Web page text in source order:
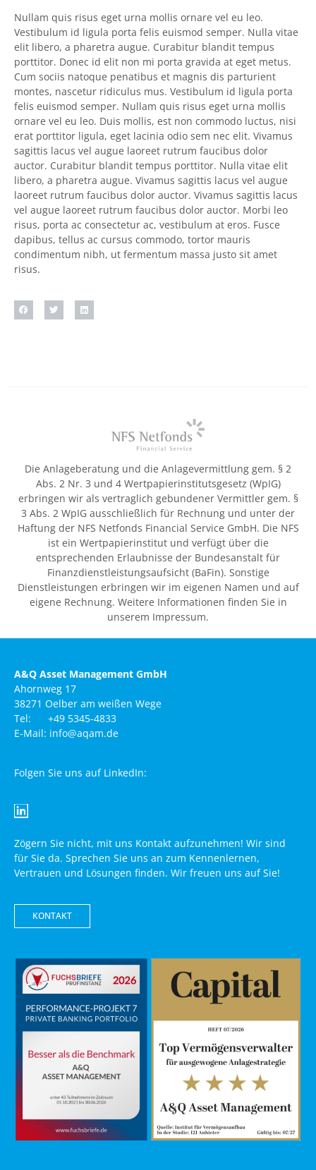
Nullam quis risus eget urna mollis ornare vel eu leo.
Vestibulum id ligula porta felis euismod semper. Nulla vitae
elit libero, a pharetra augue. Curabitur blandit tempus
porttitor. Donec id elit non mi porta gravida at eget metus.
Cum sociis natoque penatibus et magnis dis parturient
montes, nascetur ridiculus mus. Vestibulum id ligula porta
felis euismod semper. Nullam quis risus eget urna mollis
ornare vel eu leo. Duis mollis, est non commodo luctus, nisi
erat porttitor ligula, eget lacinia odio sem nec elit. Vivamus
sagittis lacus vel augue laoreet rutrum faucibus dolor
auctor. Curabitur blandit tempus porttitor. Nulla vitae elit
libero, a pharetra augue. Vivamus sagittis lacus vel augue
laoreet rutrum faucibus dolor auctor. Vivamus sagittis lacus
vel augue laoreet rutrum faucibus dolor auctor. Morbi leo
risus, porta ac consectetur ac, vestibulum at eros. Fusce
dapibus, tellus ac cursus commodo, tortor mauris
condimentum nibh, ut fermentum massa justo sit amet
risus.
Die Anlageberatung und die Anlagevermittlung gem. § 2
Abs. 2 Nr. 3 und 4 Wertpapierinstitutsgesetz (WpIG)
erbringen wir als vertraglich gebundener Vermittler gem. §
3 Abs. 2 WpIG ausschließlich für Rechnung und unter der
Haftung der NFS Netfonds Financial Service GmbH. Die NFS
ist ein Wertpapierinstitut und verfügt über die
entsprechenden Erlaubnisse der Bundesanstalt für
Finanzdienstleistungsaufsicht (BaFin). Sonstige
Dienstleistungen erbringen wir im eigenen Namen und auf
eigene Rechnung. Weitere Informationen finden Sie in
unserem Impressum.
A&Q Asset Management GmbH
Ahornweg 17
38271 Oelber am weißen Wege
Tel: +49 5345-4833
E-Mail: info@aqam.de
Folgen Sie uns auf LinkedIn:
Zögern Sie nicht, mit uns Kontakt aufzunehmen! Wir sind
für Sie da. Sprechen Sie uns an zum Kennenlernen,
Vertrauen und Lösungen finden. Wir freuen uns auf Sie!
KONTAKT